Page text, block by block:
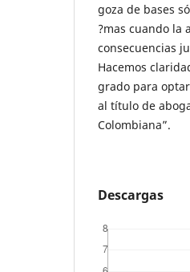
goza de bases
?mas cuando la
consecuencias
Hacemos
grado para optar
al título de
Colombiana”.
Descargas